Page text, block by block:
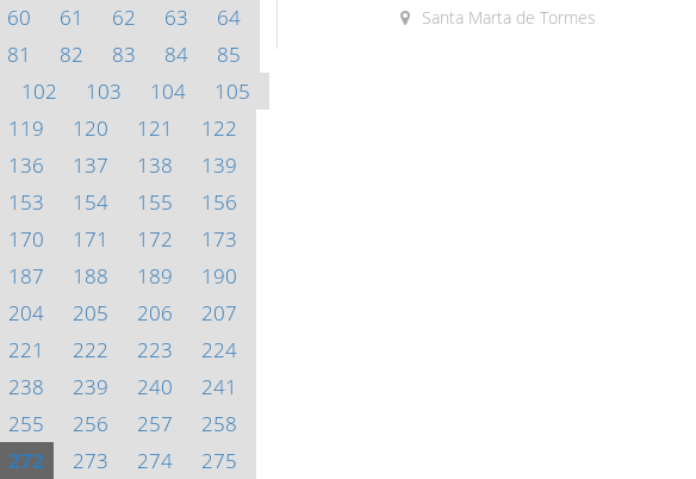
60 61 62 63
64
81 82 83 84
85
102 103 104
105
119 120 121
122
136 137 138
139
153 154 155
156
170 171 172
173
187 188 189
190
204 205 206
207
221 222 223
224
238 239 240
241
255 256 257
258
272 273 274 275
Santa Marta de Tormes